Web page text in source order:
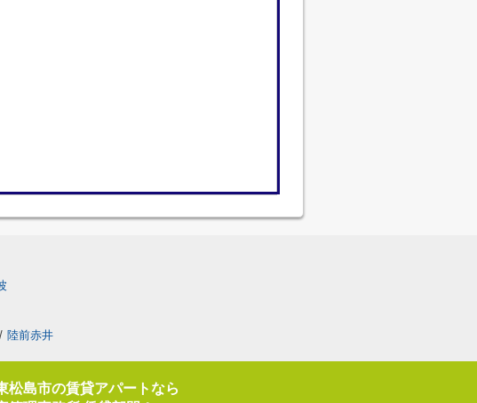
/ 陸前赤井
松島市の賃貸アパートなら